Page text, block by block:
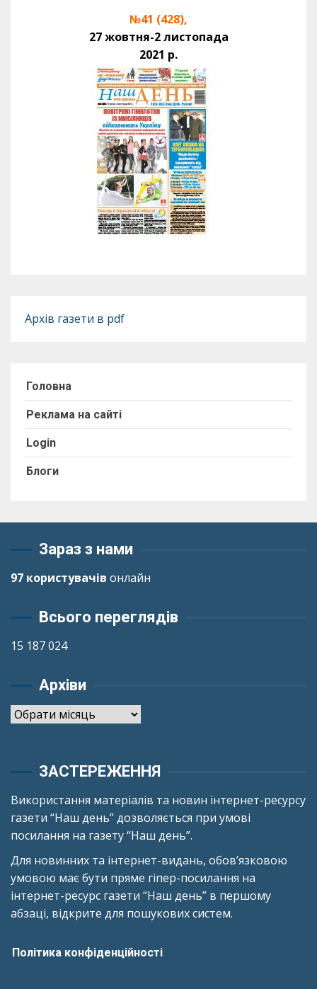
№41 (428),
27 жовтня-2 листопада
2021 р.
Архів газети в pdf
Головна
Реклама на сайті
Login
Блоги
Зараз з нами
97 користувачів онлайн
Всього переглядів
15 187 024
Архіви
Архіви
ЗАСТЕРЕЖЕННЯ
Використання матеріалів та новин інтернет-ресурсу
газети “Наш день” дозволяється при умові
посилання на газету “Наш день”.
Для новинних та інтернет-видань, обов’язковою
умовою має бути пряме гіпер-посилання на
інтернет-ресурс газети “Наш день” в першому
абзаці, відкрите для пошукових систем.
Політика конфіденційності